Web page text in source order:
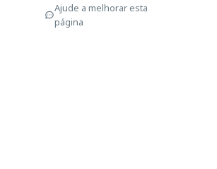
Ajude a melhorar esta
página